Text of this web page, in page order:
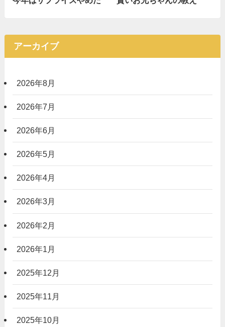
アーカイブ
2026年8月
2026年7月
2026年6月
2026年5月
2026年4月
2026年3月
2026年2月
2026年1月
2025年12月
2025年11月
2025年10月